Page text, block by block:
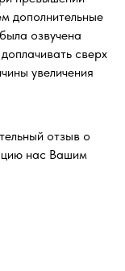
дополнительные
озвучена
сверх
увеличения
отзыв о
нас Вашим